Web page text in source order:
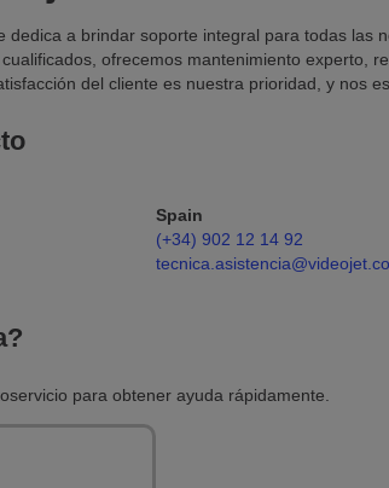
dedica a brindar soporte integral para todas
ofrecemos mantenimiento experto,
del cliente es nuestra prioridad, y nos
Spain
(+34) 902 12 14 92
para obtener ayuda rápidamente.